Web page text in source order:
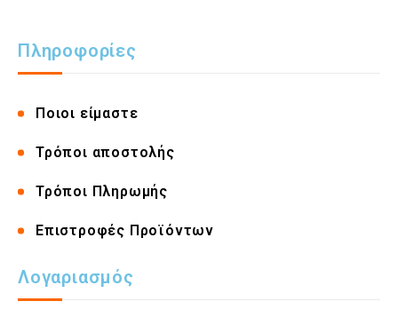
Πληροφορίες
Ποιοι είμαστε
Τρόποι αποστολής
Τρόποι Πληρωμής
Επιστροφές Προϊόντων
Λογαριασμός